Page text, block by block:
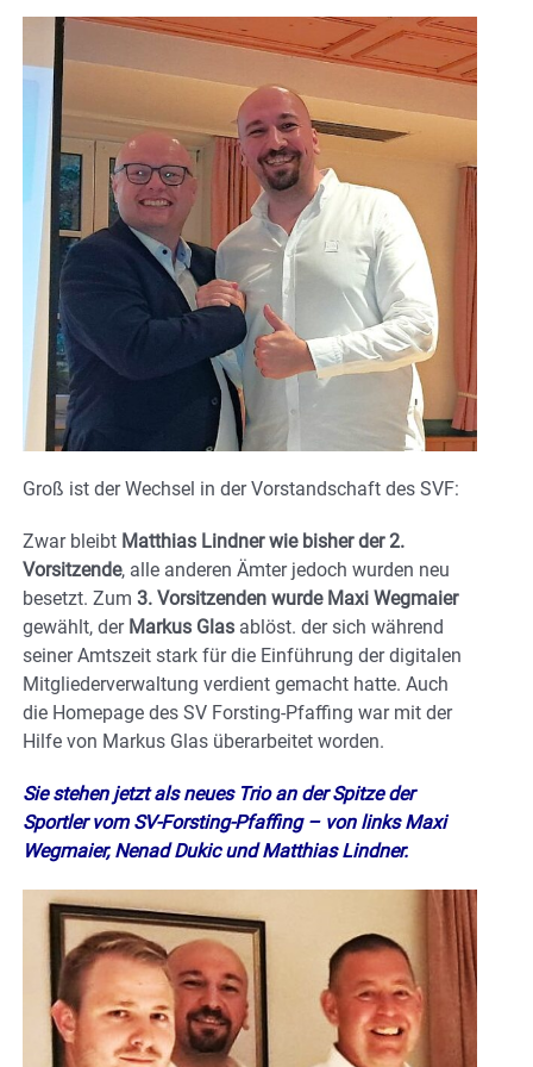
Groß ist der Wechsel in der Vorstandschaft des SVF:
Zwar bleibt Matthias Lindner wie bisher der 2.
Vorsitzende, alle anderen Ämter jedoch wurden neu
besetzt. Zum 3. Vorsitzenden wurde Maxi Wegmaier
gewählt, der Markus Glas ablöst. der sich während
seiner Amtszeit stark für die Einführung der digitalen
Mitgliederverwaltung verdient gemacht hatte. Auch
die Homepage des SV Forsting-Pfaffing war mit der
Hilfe von Markus Glas überarbeitet worden.
Sie stehen jetzt als neues Trio an der Spitze der
Sportler vom SV-Forsting-Pfaffing – von links Maxi
Wegmaier, Nenad Dukic und Matthias Lindner.